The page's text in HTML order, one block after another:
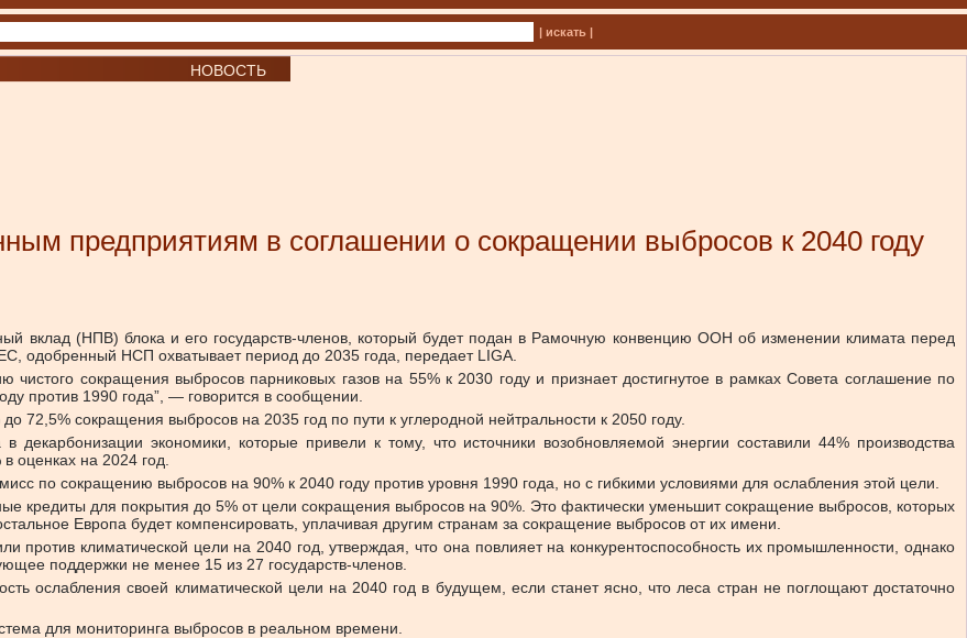
| искать |
НОВОСТЬ
предприятиям в соглашении о сокращении выбросов к 2040 году
вклад (НПВ) блока и его государств-членов, который будет подан в Рамочную конвенцию ООН об изменении климата перед
одобренный НСП охватывает период до 2035 года, передает LIGA.
сокращения выбросов парниковых газов на 55% к 2030 году и признает достигнутое в рамках Совета соглашение по
против 1990 года”, — говорится в сообщении.
72,5% сокращения выбросов на 2035 год по пути к углеродной нейтральности к 2050 году.
экономики, которые привели к тому, что источники возобновляемой энергии составили 44% производства
оценках на 2024 год.
по сокращению выбросов на 90% к 2040 году против уровня 1990 года, но с гибкими условиями для ослабления этой цели.
кредиты для покрытия до 5% от цели сокращения выбросов на 90%. Это фактически уменьшит сокращение выбросов, которых
Европа будет компенсировать, уплачивая другим странам за сокращение выбросов от их имени.
против климатической цели на 2040 год, утверждая, что она повлияет на конкурентоспособность их промышленности, однако
поддержки не менее 15 из 27 государств-членов.
ослабления своей климатической цели на 2040 год в будущем, если станет ясно, что леса стран не поглощают достаточно
для мониторинга выбросов в реальном времени.